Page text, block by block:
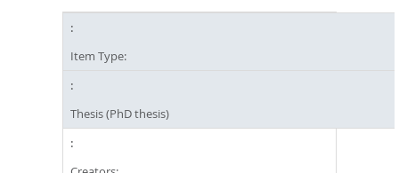
Item Type:
Thesis (PhD thesis)